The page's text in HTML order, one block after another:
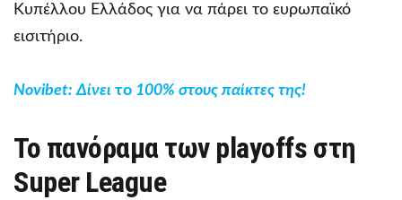
Κυπέλλου Ελλάδος για να πάρει το ευρωπαϊκό
εισιτήριο.
Novibet: Δίνει το 100% στους παίκτες της!
Το πανόραμα των playoffs στη
Super League